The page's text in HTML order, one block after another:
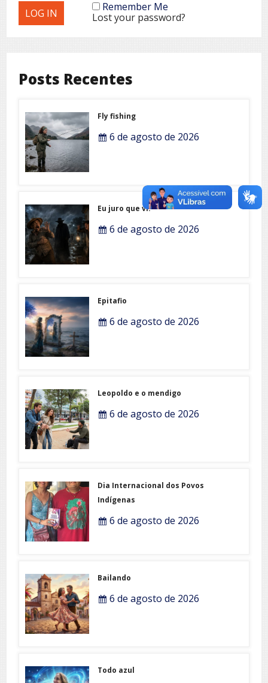
Remember Me
Lost your password?
Posts Recentes
Fly fishing
6 de agosto de 2026
Eu juro que vi!
6 de agosto de 2026
Epitafio
6 de agosto de 2026
Leopoldo e o mendigo
6 de agosto de 2026
Dia Internacional dos Povos
Indígenas
6 de agosto de 2026
Bailando
6 de agosto de 2026
Todo azul